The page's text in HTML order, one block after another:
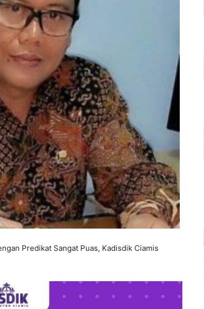
Predikat Sangat Puas, Kadisdik Ciamis